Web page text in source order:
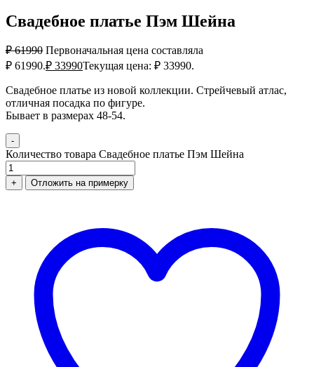
Свадебное платье Пэм Шейна
₽61990 Первоначальная цена составляла
₽ 61990.₽ 33990Текущая цена: ₽ 33990.
Свадебное платье из новой коллекции. Стрейчевый атлас,
отличная посадка по фигуре.
Бывает в размерах 48-54.
-
Количество товара Свадебное платье Пэм Шейна
+ Отложить на примерку